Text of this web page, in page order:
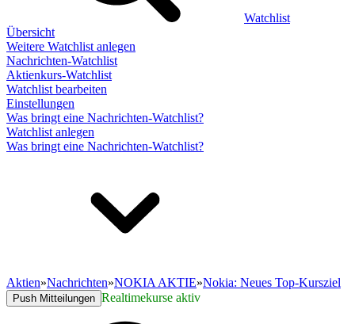
Watchlist
Übersicht
Weitere Watchlist anlegen
Nachrichten-Watchlist
Aktienkurs-Watchlist
Watchlist bearbeiten
Einstellungen
Was bringt eine Nachrichten-Watchlist?
Watchlist anlegen
Was bringt eine Nachrichten-Watchlist?
Aktien»Nachrichten»NOKIA AKTIE»Nokia: Neues Top-Kursziel
Push Mitteilungen Realtimekurse aktiv